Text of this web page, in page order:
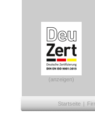
(anzeigen)
Startseite |